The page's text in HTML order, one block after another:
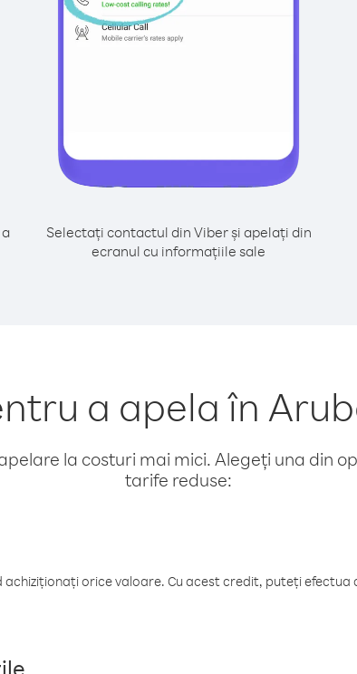
Selectați contactul din Viber și apelați din
ecranul cu informațiile sale
a apela în
la costuri mai mici. Alegeți una din
tarife reduse:
orice valoare. Cu acest credit, puteți